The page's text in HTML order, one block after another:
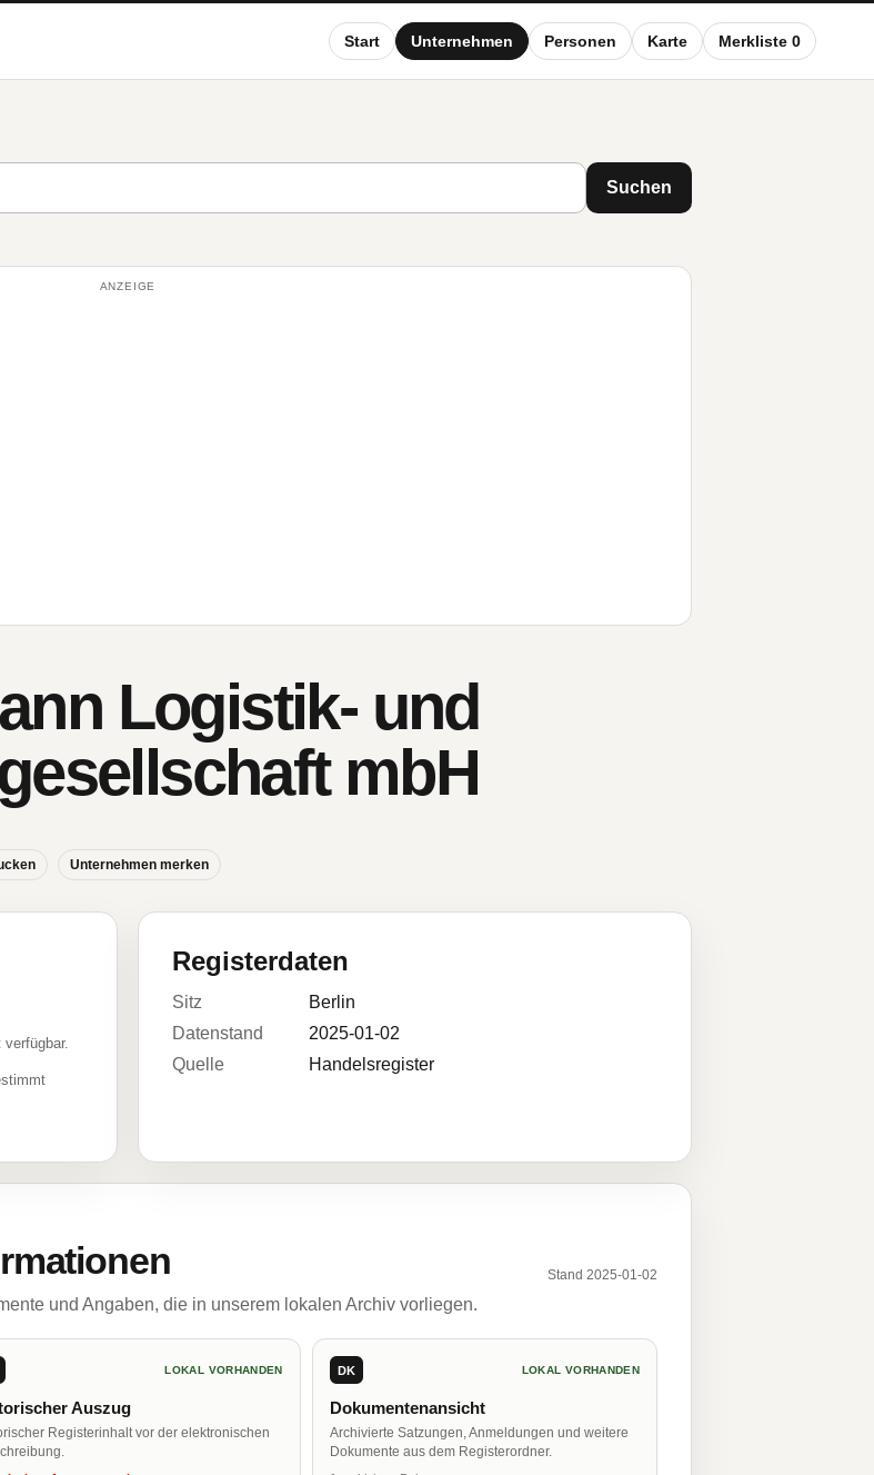
Start Unternehmen Personen Karte Merkliste 0
Suchen
ANZEIGE
Logistik- und
mbH
Unternehmen merken
Registerdaten
Sitz
Berlin
Datenstand
2025-01-02
Quelle
Handelsregister
Stand 2025-01-02
und Angaben, die in unserem lokalen Archiv vorliegen.
LOKAL VORHANDEN
Auszug
Registerinhalt vor der elektronischen
DK LOKAL VORHANDEN
Dokumentenansicht
Archivierte Satzungen, Anmeldungen und weitere
Dokumente aus dem Registerordner.